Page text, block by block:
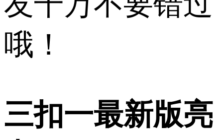
哦！
三扣一最新版亮